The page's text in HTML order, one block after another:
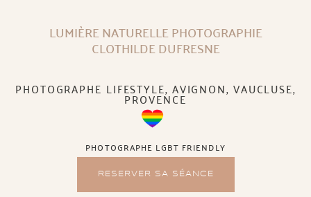
LUMIÈRE NATURELLE PHOTOGRAPHIE
CLOTHILDE DUFRESNE
PHOTOGRAPHE LIFESTYLE, AVIGNON, VAUCLUSE,
PROVENCE
PHOTOGRAPHE LGBT FRIENDLY
RESERVER SA SÉANCE